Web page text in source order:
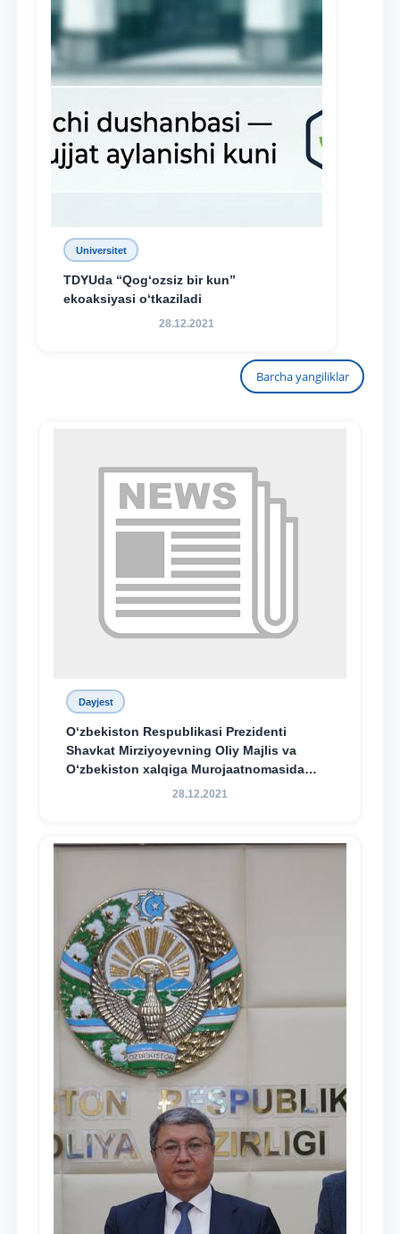
Universitet
TDYUda “Qog‘ozsiz bir kun”
ekoaksiyasi o‘tkaziladi
28.12.2021
Barcha yangiliklar
Dayjest
O‘zbekiston Respublikasi Prezidenti
Shavkat Mirziyoyevning Oliy Majlis va
O‘zbekiston xalqiga Murojaatnomasida
belgilangan vazifalar mazmun-mohiyatini
dayjesti
28.12.2021